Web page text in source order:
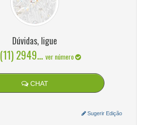
Dúvidas, ligue
(11) 2949... ver número
CHAT
Sugerir Edição